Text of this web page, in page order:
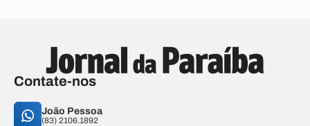
Contate-nos
João Pessoa
(83) 2106.1892